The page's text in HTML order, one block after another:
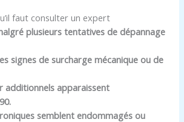
faut consulter un expert
plusieurs tentatives de dépannage
signes de surcharge mécanique ou de
additionnels apparaissent
semblent endommagés ou